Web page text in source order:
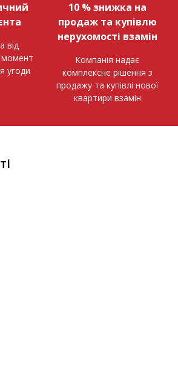
від
момент
угоди
10 % знижка на
продаж та купівлю
нерухомості взамін
Компанія надає
комплексне рішення з
продажу та купівлі нової
квартири взамін